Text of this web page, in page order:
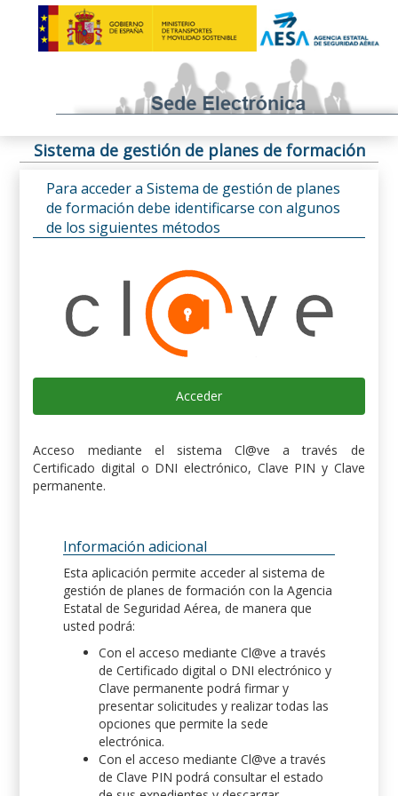
Sistema de gestión de planes de formación
Para acceder a Sistema de gestión de planes
de formación debe identificarse con algunos
de los siguientes métodos
Acceder
Acceso mediante el sistema Cl@ve a través de
Certificado digital o DNI electrónico, Clave PIN y Clave
permanente.
Información adicional
Esta aplicación permite acceder al sistema de
gestión de planes de formación con la Agencia
Estatal de Seguridad Aérea, de manera que
usted podrá:
Con el acceso mediante Cl@ve a través
de Certificado digital o DNI electrónico y
Clave permanente podrá firmar y
presentar solicitudes y realizar todas las
opciones que permite la sede
electrónica.
Con el acceso mediante Cl@ve a través
de Clave PIN podrá consultar el estado